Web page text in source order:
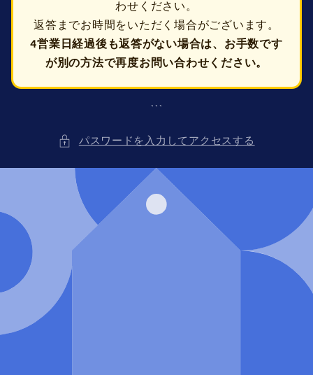
わせください。
返答までお時間をいただく場合がございます。
4営業日経過後も返答がない場合は、お手数です
が別の方法で再度お問い合わせください。
```
パスワードを入力してアクセスする